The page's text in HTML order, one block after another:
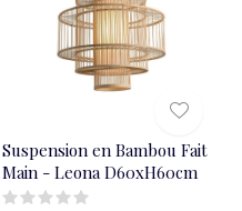
Suspension en Bambou Fait
Main - Leona D60xH60cm